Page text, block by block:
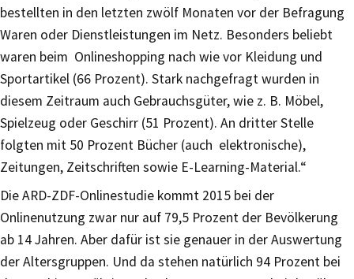
bestellten in den letzten zwölf Monaten vor der Befragung
Waren oder Dienstleistungen im Netz. Besonders beliebt
waren beim Onlineshopping nach wie vor Kleidung und
Sportartikel (66 Prozent). Stark nachgefragt wurden in
diesem Zeitraum auch Gebrauchsgüter, wie z. B. Möbel,
Spielzeug oder Geschirr (51 Prozent). An dritter Stelle
folgten mit 50 Prozent Bücher (auch elektronische),
Zeitungen, Zeitschriften sowie E-Learning-Material.“
Die ARD-ZDF-Onlinestudie kommt 2015 bei der
Onlinenutzung zwar nur auf 79,5 Prozent der Bevölkerung
ab 14 Jahren. Aber dafür ist sie genauer in der Auswertung
der Altersgruppen. Und da stehen natürlich 94 Prozent bei